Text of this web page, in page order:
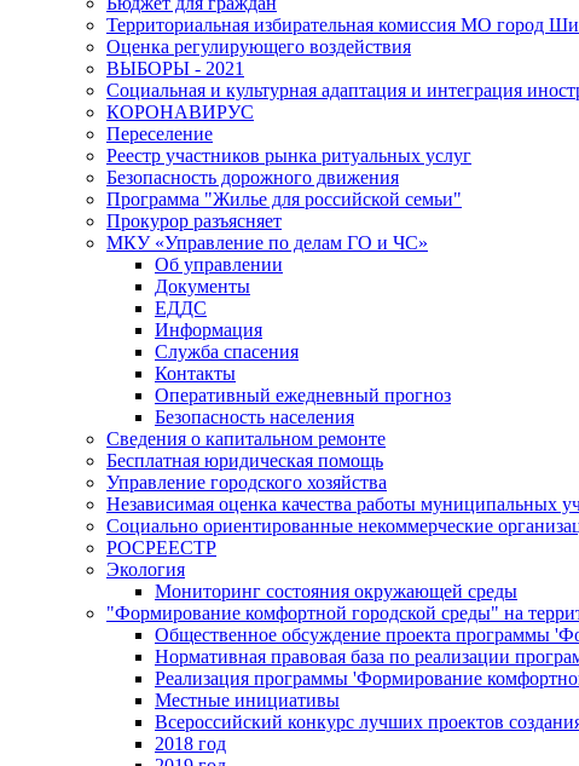
Территориальная избирательная комиссия МО город
Оценка регулирующего воздействия
ВЫБОРЫ - 2021
Социальная и культурная адаптация и интеграция
КОРОНАВИРУС
Переселение
Реестр участников рынка ритуальных услуг
Безопасность дорожного движения
Программа "Жилье для российской семьи"
Прокурор разъясняет
МКУ «Управление по делам ГО и ЧС»
Об управлении
Документы
ЕДДС
Информация
Служба спасения
Контакты
Оперативный ежедневный прогноз
Безопасность населения
Сведения о капитальном ремонте
Бесплатная юридическая помощь
Управление городского хозяйства
Независимая оценка качества работы
Социально ориентированные некоммерческие
РОСРЕЕСТР
Экология
Мониторинг состояния окружающей среды
"Формирование комфортной городской среды" на
Общественное обсуждение проекта программы
Нормативная правовая база по реализации
Реализация программы 'Формирование
Местные инициативы
Всероссийский конкурс лучших проектов
2018 год